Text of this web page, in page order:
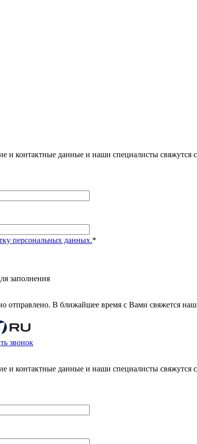
и контактные данные и наши специалисты
персональных данных.*
заполнения
отправлено. В ближайшее время с Вами свяжется наш
звонок
и контактные данные и наши специалисты